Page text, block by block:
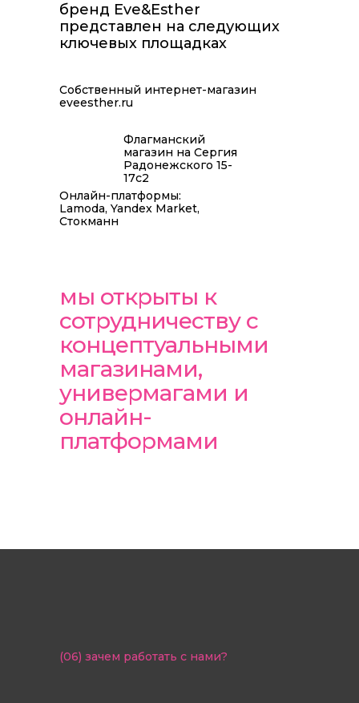
мы открыты к
сотрудничеству с
концептуальными
магазинами,
универмагами и
онлайн-
платформами
Онлайн-платформы:
Lamoda, Yandex Market,
Стокманн
Флагманский
магазин на Сергия
Радонежского 15-
17с2
Собственный интернет-магазин
eveesther.ru
бренд Eve&Esther
представлен на следующих
ключевых площадках
(06) зачем работать с нами?